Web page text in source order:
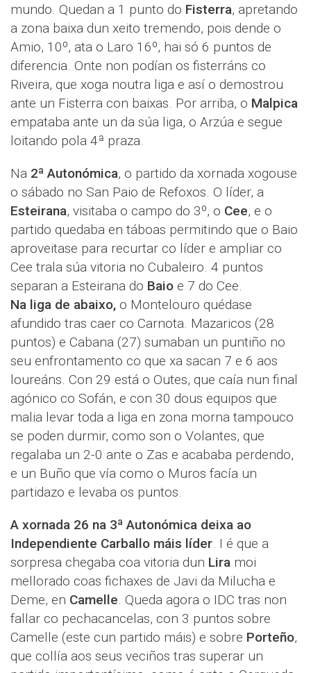
mundo. Quedan a 1 punto do Fisterra, apretando
a zona baixa dun xeito tremendo, pois dende o
Amio, 10º, ata o Laro 16º, hai só 6 puntos de
diferencia. Onte non podían os fisterráns co
Riveira, que xoga noutra liga e así o demostrou
ante un Fisterra con baixas. Por arriba, o Malpica
empataba ante un da súa liga, o Arzúa e segue
loitando pola 4ª praza.
Na 2ª Autonómica, o partido da xornada xogouse
o sábado no San Paio de Refoxos. O líder, a
Esteirana, visitaba o campo do 3º, o Cee, e o
partido quedaba en táboas permitindo que o Baio
aproveitase para recurtar co líder e ampliar co
Cee trala súa vitoria no Cubaleiro. 4 puntos
separan a Esteirana do Baio e 7 do Cee.
Na liga de abaixo, o Montelouro quédase
afundido tras caer co Carnota. Mazaricos (28
puntos) e Cabana (27) sumaban un puntiño no
seu enfrontamento co que xa sacan 7 e 6 aos
loureáns. Con 29 está o Outes, que caía nun final
agónico co Sofán, e con 30 dous equipos que
malia levar toda a liga en zona morna tampouco
se poden durmir, como son o Volantes, que
regalaba un 2-0 ante o Zas e acababa perdendo,
e un Buño que vía como o Muros facía un
partidazo e levaba os puntos.
A xornada 26 na 3ª Autonómica deixa ao
Independiente Carballo máis líder. I é que a
sorpresa chegaba coa vitoria dun Lira moi
mellorado coas fichaxes de Javi da Milucha e
Deme, en Camelle. Queda agora o IDC tras non
fallar co pechacancelas, con 3 puntos sobre
Camelle (este cun partido máis) e sobre Porteño,
que collía aos seus veciños tras superar un